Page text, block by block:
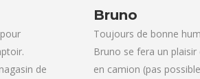
de
Bruno
Toujours de bonne
Bruno se fera un
en camion (pas